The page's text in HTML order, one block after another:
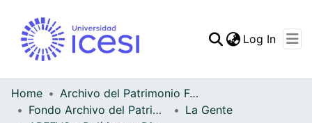
Statistics
Log In
Home
Archivo del Patrimonio Fotográfico y Fílmico del Valle del Cauca
Fondo Archivo del Patrimonio Fotográfico y Fílmico del Valle del Cauca
La Gente